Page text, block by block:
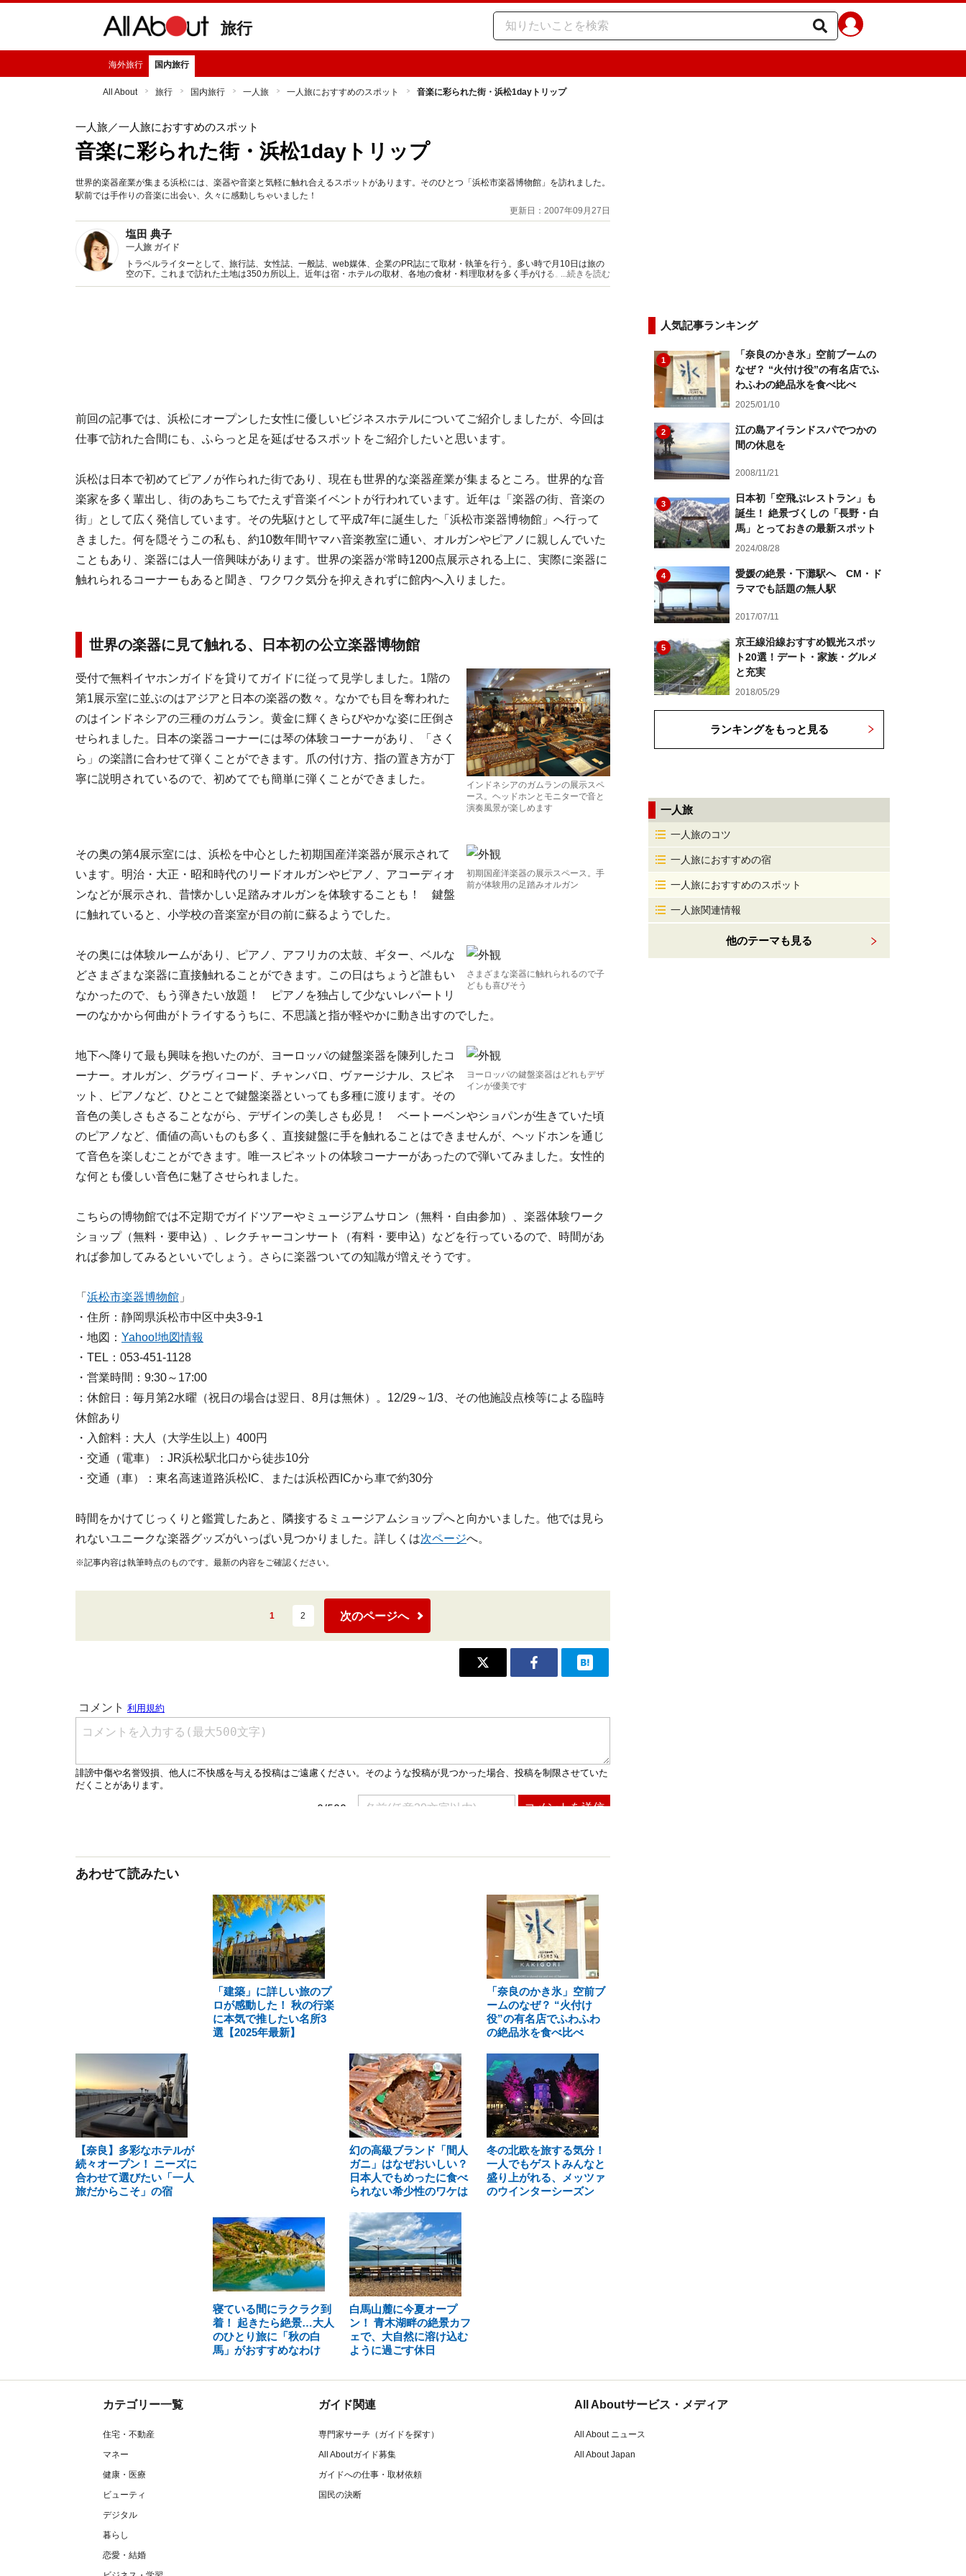
旅行
海外旅行 国内旅行
All About 旅行 国内旅行 一人旅 一人旅におすすめのスポット 音楽に彩られた街・浜松1dayトリップ
一人旅 ／一人旅におすすめのスポット
音楽に彩られた街・浜松1dayトリップ
世界的楽器産業が集まる浜松には、楽器や音楽と気軽に触れ合えるスポットがあります。そのひとつ「浜松市楽器博物館」を訪れました。
駅前では手作りの音楽に出会い、久々に感動しちゃいました！
更新日：2007年09月27日
塩田 典子
一人旅 ガイド
トラベルライターとして、旅行誌、女性誌、一般誌、web媒体、企業のPR誌にて取材・執筆を行う。多い時で月10日は旅の
空の下。これまで訪れた土地は350カ所以上。近年は宿・ホテルの取材、各地の食材・料理取材を多く手がける。関心が高い
のは、特産品を生かした料理やスイーツ、地酒、工芸品、温泉やスパなど。
...続きを読む
前回の記事では、浜松にオープンした女性に優しいビジネスホテルについてご紹介しましたが、今回は
仕事で訪れた合間にも、ふらっと足を延ばせるスポットをご紹介したいと思います。
浜松は日本で初めてピアノが作られた街であり、現在も世界的な楽器産業が集まるところ。世界的な音
楽家を多く輩出し、街のあちこちでたえず音楽イベントが行われています。近年は「楽器の街、音楽の
街」として広く発信しています。その先駆けとして平成7年に誕生した「浜松市楽器博物館」へ行って
きました。何を隠そうこの私も、約10数年間ヤマハ音楽教室に通い、オルガンやピアノに親しんでいた
こともあり、楽器には人一倍興味があります。世界の楽器が常時1200点展示される上に、実際に楽器に
触れられるコーナーもあると聞き、ワクワク気分を抑えきれずに館内へ入りました。
世界の楽器に見て触れる、日本初の公立楽器博物館
インドネシアのガムランの展示スペ
ース。ヘッドホンとモニターで音と
演奏風景が楽しめます
受付で無料イヤホンガイドを貸りてガイドに従って見学しました。1階の
第1展示室に並ぶのはアジアと日本の楽器の数々。なかでも目を奪われた
のはインドネシアの三種のガムラン。黄金に輝くきらびやかな姿に圧倒さ
せられました。日本の楽器コーナーには琴の体験コーナーがあり、「さく
ら」の楽譜に合わせて弾くことができます。爪の付け方、指の置き方が丁
寧に説明されているので、初めてでも簡単に弾くことができました。
初期国産洋楽器の展示スペース。手
前が体験用の足踏みオルガン
その奥の第4展示室には、浜松を中心とした初期国産洋楽器が展示されて
います。明治・大正・昭和時代のリードオルガンやピアノ、アコーディオ
ンなどが展示され、昔懐かしい足踏みオルガンを体験することも！ 鍵盤
に触れていると、小学校の音楽室が目の前に蘇るようでした。
さまざまな楽器に触れられるので子
どもも喜びそう
その奥には体験ルームがあり、ピアノ、アフリカの太鼓、ギター、ベルな
どさまざまな楽器に直接触れることができます。この日はちょうど誰もい
なかったので、もう弾きたい放題！ ピアノを独占して少ないレパートリ
ーのなかから何曲がトライするうちに、不思議と指が軽やかに動き出すのでした。
ヨーロッパの鍵盤楽器はどれもデザ
インが優美です
地下へ降りて最も興味を抱いたのが、ヨーロッパの鍵盤楽器を陳列したコ
ーナー。オルガン、グラヴィコード、チャンバロ、ヴァージナル、スピネ
ット、ピアノなど、ひとことで鍵盤楽器といっても多種に渡ります。その
音色の美しさもさることながら、デザインの美しさも必見！ ベートーベンやショパンが生きていた頃
のピアノなど、価値の高いものも多く、直接鍵盤に手を触れることはできませんが、ヘッドホンを通じ
て音色を楽しむことができます。唯一スピネットの体験コーナーがあったので弾いてみました。女性的
な何とも優しい音色に魅了させられました。
こちらの博物館では不定期でガイドツアーやミュージアムサロン（無料・自由参加）、楽器体験ワーク
ショップ（無料・要申込）、レクチャーコンサート（有料・要申込）などを行っているので、時間があ
れば参加してみるといいでしょう。さらに楽器ついての知識が増えそうです。
「 浜松市楽器博物館 」
・住所：静岡県浜松市中区中央3-9-1
・地図： Yahoo!地図情報
・TEL：053-451-1128
・営業時間：9:30～17:00
：休館日：毎月第2水曜（祝日の場合は翌日、8月は無休）。12/29～1/3、その他施設点検等による臨時
休館あり
・入館料：大人（大学生以上）400円
・交通（電車）：JR浜松駅北口から徒歩10分
・交通（車）：東名高速道路浜松IC、または浜松西ICから車で約30分
時間をかけてじっくりと鑑賞したあと、隣接するミュージアムショップへと向かいました。他では見ら
れないユニークな楽器グッズがいっぱい見つかりました。詳しくは次ページへ。
※記事内容は執筆時点のものです。最新の内容をご確認ください。
1 2 次のページへ
あわせて読みたい
「建築」に詳しい旅のプ
ロが感動した！ 秋の行楽
に本気で推したい名所3
選【2025年最新】
「奈良のかき氷」空前ブ
ームのなぜ？ “火付け
役”の有名店でふわふわ
の絶品氷を食べ比べ
【奈良】多彩なホテルが
続々オープン！ ニーズに
合わせて選びたい「一人
旅だからこそ」の宿
幻の高級ブランド「間人
ガニ」はなぜおいしい？
日本人でもめったに食べ
られない希少性のワケは
冬の北欧を旅する気分！
一人でもゲストみんなと
盛り上がれる、メッツァ
のウインターシーズン
寝ている間にラクラク到
着！ 起きたら絶景…大人
のひとり旅に「秋の白
馬」がおすすめなわけ
白馬山麓に今夏オープ
ン！ 青木湖畔の絶景カフ
ェで、大自然に溶け込む
ように過ごす休日
人気記事ランキング
1
「奈良のかき氷」空前ブームの
なぜ？ “火付け役”の有名店でふ
わふわの絶品氷を食べ比べ
2025/01/10
2
江の島アイランドスパでつかの
間の休息を
2008/11/21
3
日本初「空飛ぶレストラン」も
誕生！ 絶景づくしの「長野・白
馬」とっておきの最新スポット
2024/08/28
4
愛媛の絶景・下灘駅へ CM・ド
ラマでも話題の無人駅
2017/07/11
5
京王線沿線おすすめ観光スポッ
ト20選！デート・家族・グルメ
と充実
2018/05/29
ランキングをもっと見る
一人旅
一人旅のコツ
一人旅におすすめの宿
一人旅におすすめのスポット
一人旅関連情報
他のテーマも見る
カテゴリー一覧
住宅・不動産
マネー
健康・医療
ビューティ
デジタル
暮らし
恋愛・結婚
ガイド関連
専門家サーチ（ガイドを探す）
All Aboutガイド募集
ガイドへの仕事・取材依頼
国民の決断
All Aboutサービス・メディア
All About ニュース
All About Japan